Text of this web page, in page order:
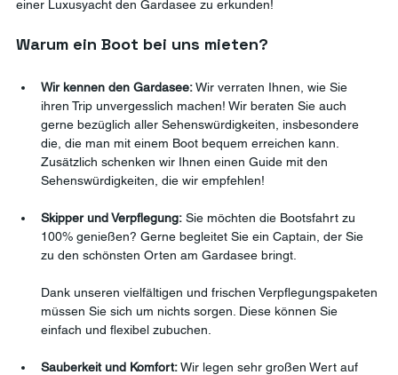
einer Luxusyacht den Gardasee zu erkunden!
Warum ein Boot bei uns mieten?
Wir kennen den Gardasee: Wir verraten Ihnen, wie Sie
ihren Trip unvergesslich machen! Wir beraten Sie auch
gerne bezüglich aller Sehenswürdigkeiten, insbesondere
die, die man mit einem Boot bequem erreichen kann.
Zusätzlich schenken wir Ihnen einen Guide mit den
Sehenswürdigkeiten, die wir empfehlen!
Skipper und Verpflegung: Sie möchten die Bootsfahrt zu
100% genießen? Gerne begleitet Sie ein Captain, der Sie
zu den schönsten Orten am Gardasee bringt.
Dank unseren vielfältigen und frischen Verpflegungspaketen
müssen Sie sich um nichts sorgen. Diese können Sie
einfach und flexibel zubuchen.
Sauberkeit und Komfort: Wir legen sehr großen Wert auf